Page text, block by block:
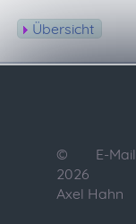
Übersicht
E-Mail
©
2026
Axel Hahn